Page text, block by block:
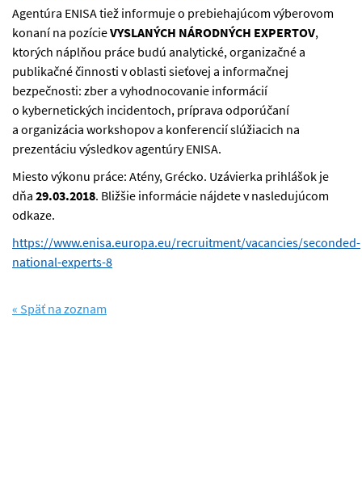
Agentúra ENISA tiež informuje o prebiehajúcom výberovom
konaní na pozícieVYSLANÝCH NÁRODNÝCH EXPERTOV,
ktorých náplňou práce budú analytické, organizačné a
publikačné činnosti v oblasti sieťovej a informačnej
bezpečnosti: zber a vyhodnocovanie informácií
o kybernetických incidentoch, príprava odporúčaní
a organizácia workshopov a konferencií slúžiacich na
prezentáciu výsledkov agentúry ENISA.
Miesto výkonu práce: Atény, Grécko. Uzávierka prihlášok je
dňa 29.03.2018. Bližšie informácie nájdete v nasledujúcom
odkaze.
https://www.enisa.europa.eu/recruitment/vacancies/seconded-
national-experts-8
« Späť na zoznam